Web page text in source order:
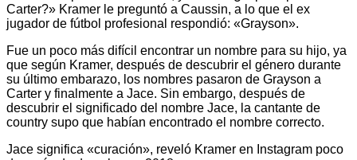
Carter?» Kramer le preguntó a Caussin, a lo que el ex
jugador de fútbol profesional respondió: «Grayson».
Fue un poco más difícil encontrar un nombre para su hijo, ya
que según Kramer, después de descubrir el género durante
su último embarazo, los nombres pasaron de Grayson a
Carter y finalmente a Jace. Sin embargo, después de
descubrir el significado del nombre Jace, la cantante de
country supo que habían encontrado el nombre correcto.
Jace significa «curación», reveló Kramer en Instagram poco